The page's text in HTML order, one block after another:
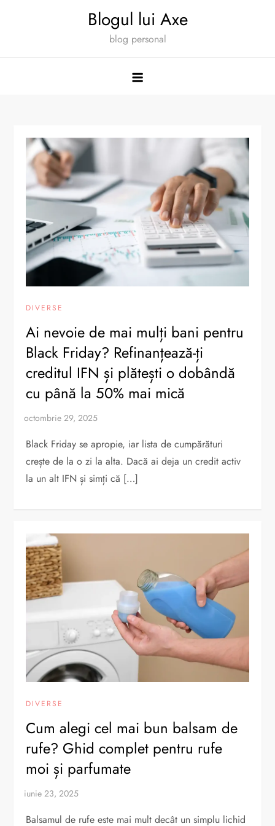
Blogul lui Axe
blog personal
DIVERSE
Ai nevoie de mai mulți bani pentru
Black Friday? Refinanțează-ți
creditul IFN și plătești o dobândă
cu până la 50% mai mică
Black Friday se apropie, iar lista de cumpărături
crește de la o zi la alta. Dacă ai deja un credit activ
la un alt IFN și simți că […]
DIVERSE
Cum alegi cel mai bun balsam de
rufe? Ghid complet pentru rufe
moi și parfumate
Balsamul de rufe este mai mult decât un simplu lichid